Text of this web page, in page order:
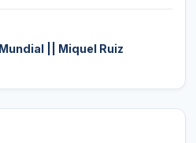
|| Miquel Ruiz